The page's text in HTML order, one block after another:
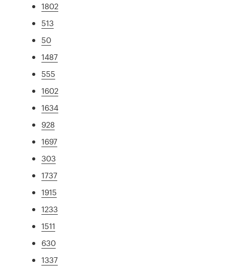
1802
513
50
1487
555
1602
1634
928
1697
303
1737
1915
1233
1511
630
1337